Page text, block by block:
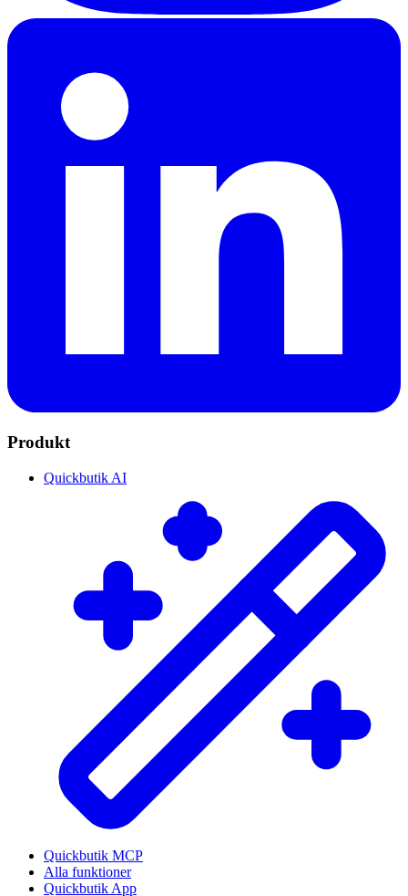
Produkt
Quickbutik AI
Quickbutik MCP
Alla funktioner
Quickbutik App